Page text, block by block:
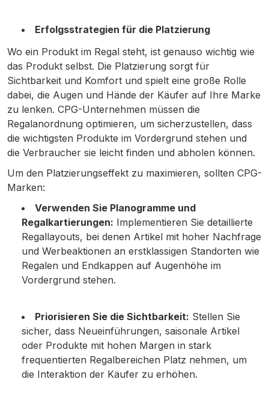
Erfolgsstrategien für die Platzierung
Wo ein Produkt im Regal steht, ist genauso wichtig wie
das Produkt selbst. Die Platzierung sorgt für
Sichtbarkeit und Komfort und spielt eine große Rolle
dabei, die Augen und Hände der Käufer auf Ihre Marke
zu lenken. CPG-Unternehmen müssen die
Regalanordnung optimieren, um sicherzustellen, dass
die wichtigsten Produkte im Vordergrund stehen und
die Verbraucher sie leicht finden und abholen können.
Um den Platzierungseffekt zu maximieren, sollten CPG-
Marken:
Verwenden Sie Planogramme und
Regalkartierungen: Implementieren Sie detaillierte
Regallayouts, bei denen Artikel mit hoher Nachfrage
und Werbeaktionen an erstklassigen Standorten wie
Regalen und Endkappen auf Augenhöhe im
Vordergrund stehen.
Priorisieren Sie die Sichtbarkeit: Stellen Sie
sicher, dass Neueinführungen, saisonale Artikel
oder Produkte mit hohen Margen in stark
frequentierten Regalbereichen Platz nehmen, um
die Interaktion der Käufer zu erhöhen.